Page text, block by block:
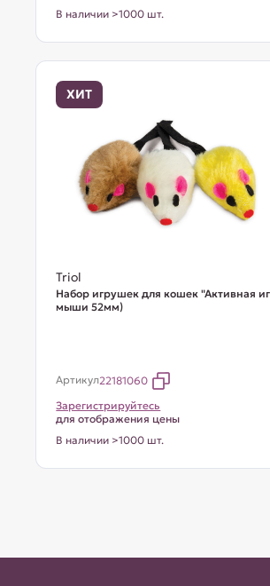
В наличии >1000 шт.
ХИТ
Triol
Набор игрушек для кошек "Активная
мыши 52мм)
Артикул22181060
Зарегистрируйтесь
для отображения цены
В наличии >1000 шт.